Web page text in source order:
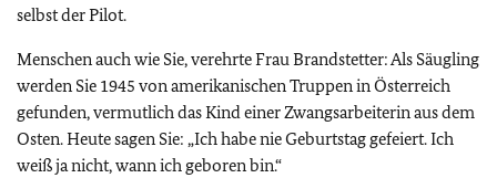
selbst der Pilot.
Menschen auch wie Sie, verehrte Frau Brandstetter: Als Säugling
werden Sie 1945 von amerikanischen Truppen in Österreich
gefunden, vermutlich das Kind einer Zwangsarbeiterin aus dem
Osten. Heute sagen Sie: „Ich habe nie Geburtstag gefeiert. Ich
weiß ja nicht, wann ich geboren bin.“